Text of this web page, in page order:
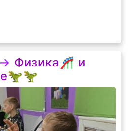
→ Физика🎢 и